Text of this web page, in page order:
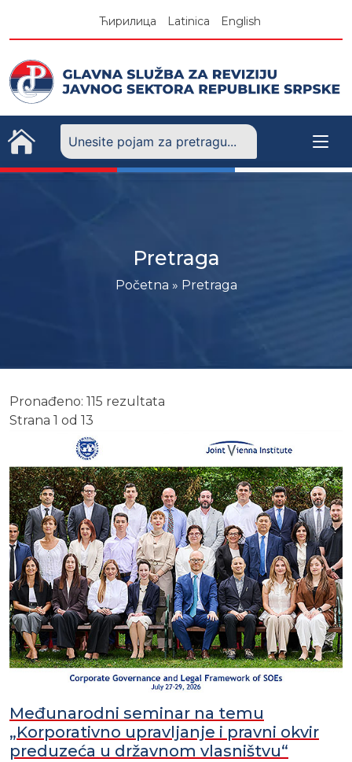
Ћирилица Latinica English
Pretraga
Početna » Pretraga
Pronađeno: 115 rezultata
Strana 1 od 13
Međunarodni seminar na temu
„Korporativno upravljanje i pravni okvir
preduzeća u državnom vlasništvu“